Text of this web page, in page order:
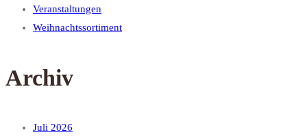
Veranstaltungen
Weihnachtssortiment
Archiv
Juli 2026